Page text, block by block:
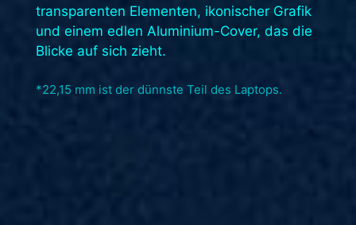
transparenten Elementen, ikonischer Grafik
und einem edlen Aluminium-Cover, das die
Blicke auf sich zieht.​
*22,15 mm ist der dünnste Teil des Laptops.